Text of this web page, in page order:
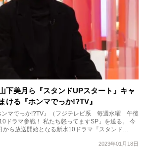
下美月ら『スタンドUPスタート』キャ
ける『ホンマでっか!?TV』
ンマでっか!?TV』（フジテレビ系 毎週水曜 午後
ドラマ参戦！ 私たち怒ってますSP」を送る。 今
から放送開始となる新水10ドラマ『スタンド…
2023年01月18日